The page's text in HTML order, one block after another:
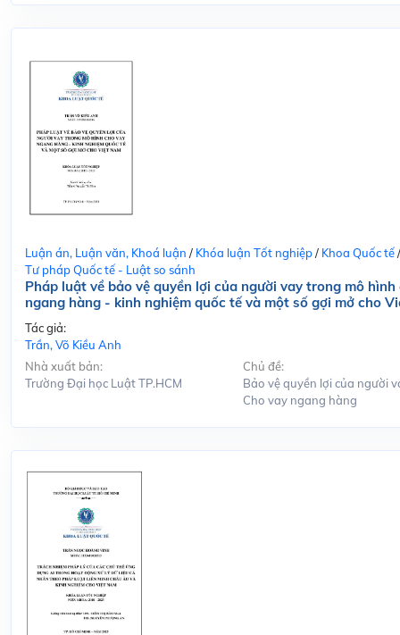
Luận án, Luận văn, Khoá luận / Khóa luận Tốt nghiệp/ Khoa Quốc tế/
Tư pháp Quốc tế - Luật so sánh
Pháp luật về bảo vệ quyền lợi của người vay trong mô hình
ngang hàng - kinh nghiệm quốc tế và một số gợi mở cho
Tác giả:
Trần, Võ Kiều Anh
Nhà xuất bản:
Trường Đại học Luật TP.HCM
Chủ đề:
Bảo vệ quyền lợi của người
Cho vay ngang hàng